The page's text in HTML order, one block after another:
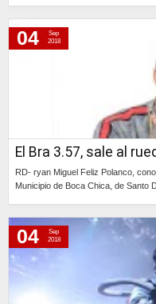
El Bra 3.57, sale al
RD- ryan Miguel Feliz Polanco,
Municipio de Boca Chica, de Santo
04
Sep
2018
04
Sep
2018